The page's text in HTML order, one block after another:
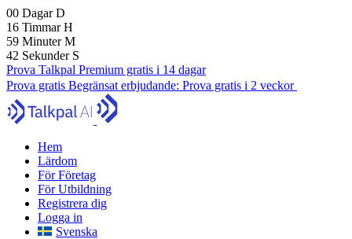
00 DagarD
16 TimmarH
59 MinuterM
41 Sekunder S
Prova Talkpal Premium gratis i 14 dagar
Prova gratis Begränsat erbjudande: Prova gratis i 2 veckor
Hem
Lärdom
För Företag
För Utbildning
Registrera dig
Logga in
Svenska